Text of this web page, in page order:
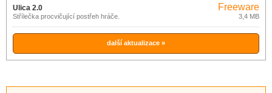
Ulica 2.0
Střílečka procvičující postřeh hráče.
Freeware
3,4 MB
další aktualizace »